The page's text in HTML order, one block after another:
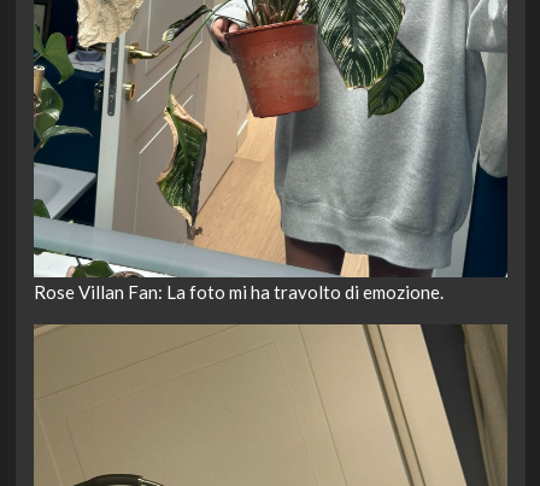
Rose Villan Fan: La foto mi ha travolto di emozione.